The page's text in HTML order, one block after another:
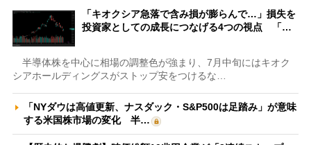
「キオクシア急落で含み損が膨らんで…」損失を
投資家としての成長につなげる4つの視点 「…
半導体株を中心に相場の調整色が強まり、7月中旬にはキオク
シアホールディングスがストップ安をつけるな…
「NYダウは高値更新、ナスダック・S&P500は足踏み」が意味
する米国株市場の変化 半…